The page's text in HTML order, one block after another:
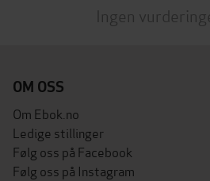
Ingen
OM OSS
Om Ebok.no
Ledige stillinger
Følg oss på Facebook
Følg oss på Instagram